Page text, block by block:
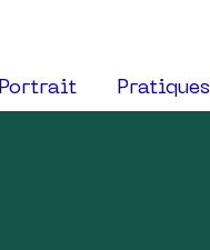
Portrait Pratiques